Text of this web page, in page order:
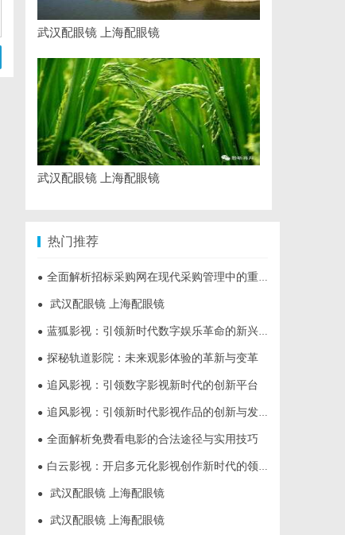
武汉配眼镜 上海配眼镜
武汉配眼镜 上海配眼镜
热门推荐
● 全面解析招标采购网在现代采购管理中的重要作用与应用
● 武汉配眼镜 上海配眼镜
● 蓝狐影视：引领新时代数字娱乐革命的新兴力量
● 探秘轨道影院：未来观影体验的革新与变革
● 追风影视：引领数字影视新时代的创新平台
● 追风影视：引领新时代影视作品的创新与发展之路
● 全面解析免费看电影的合法途径与实用技巧
● 白云影视：开启多元化影视创作新时代的领航者
● 武汉配眼镜 上海配眼镜
● 武汉配眼镜 上海配眼镜